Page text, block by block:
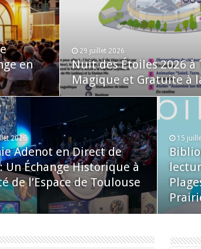
en
29 juillet 2026
Nuit des Étoiles 2026 à
Magique et Gratuite à
2026
Adenot en Direct de
: Un Échange Historique à
de l’Espace de Toulouse
15